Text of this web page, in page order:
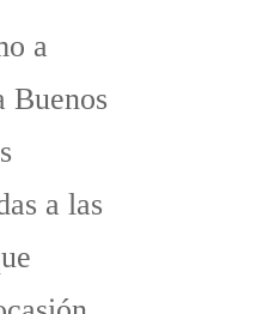
a
Buenos
a las